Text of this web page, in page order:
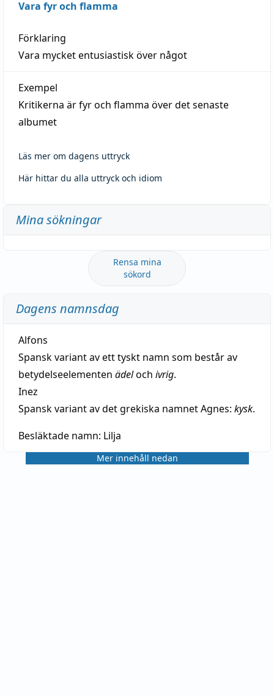
Vara fyr och flamma
Förklaring
Vara mycket entusiastisk över något
Exempel
Kritikerna är fyr och flamma över det senaste
albumet
Läs mer om dagens uttryck
Här hittar du alla uttryck och idiom
Mina sökningar
Rensa mina
sökord
Dagens namnsdag
Alfons
Spansk variant av ett tyskt namn som består av
betydelseelementen ädeloch ivrig.
Inez
Spansk variant av det grekiska namnet Agnes: kysk.
Besläktade namn: Lilja
Mer innehåll nedan